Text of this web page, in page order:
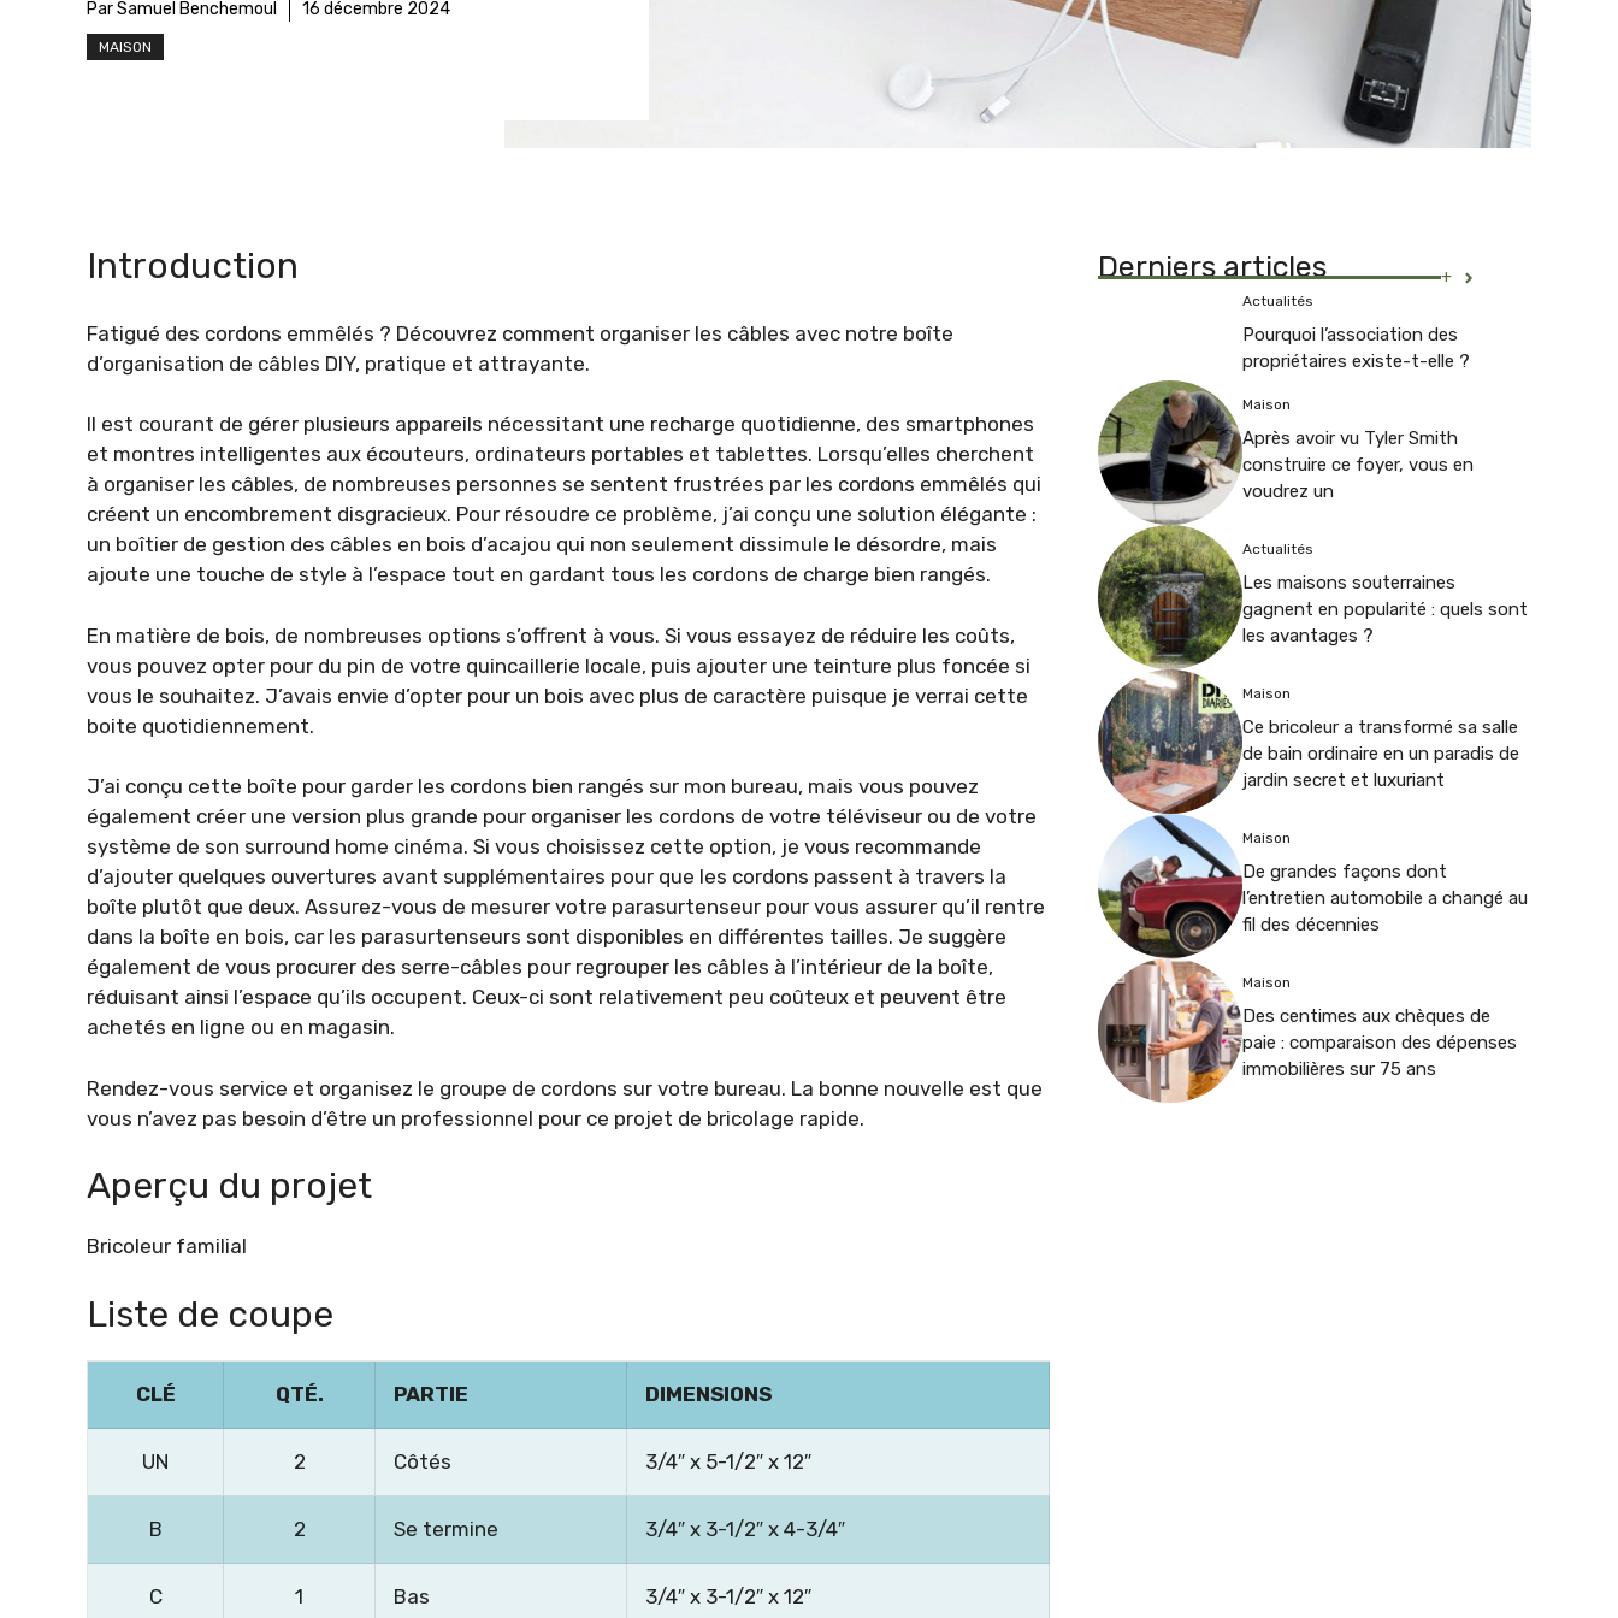
Par Samuel Benchemoul 16 décembre 2024
MAISON
Introduction
Fatigué des cordons emmêlés ? Découvrez comment organiser les câbles avec notre boîte
d’organisation de câbles DIY, pratique et attrayante.
Il est courant de gérer plusieurs appareils nécessitant une recharge quotidienne, des smartphones
et montres intelligentes aux écouteurs, ordinateurs portables et tablettes. Lorsqu’elles cherchent
à organiser les câbles, de nombreuses personnes se sentent frustrées par les cordons emmêlés qui
créent un encombrement disgracieux. Pour résoudre ce problème, j’ai conçu une solution élégante :
un boîtier de gestion des câbles en bois d’acajou qui non seulement dissimule le désordre, mais
ajoute une touche de style à l’espace tout en gardant tous les cordons de charge bien rangés.
En matière de bois, de nombreuses options s’offrent à vous. Si vous essayez de réduire les coûts,
vous pouvez opter pour du pin de votre quincaillerie locale, puis ajouter une teinture plus foncée si
vous le souhaitez. J’avais envie d’opter pour un bois avec plus de caractère puisque je verrai cette
boite quotidiennement.
J’ai conçu cette boîte pour garder les cordons bien rangés sur mon bureau, mais vous pouvez
également créer une version plus grande pour organiser les cordons de votre téléviseur ou de votre
système de son surround home cinéma. Si vous choisissez cette option, je vous recommande
d’ajouter quelques ouvertures avant supplémentaires pour que les cordons passent à travers la
boîte plutôt que deux. Assurez-vous de mesurer votre parasurtenseur pour vous assurer qu’il rentre
dans la boîte en bois, car les parasurtenseurs sont disponibles en différentes tailles. Je suggère
également de vous procurer des serre-câbles pour regrouper les câbles à l’intérieur de la boîte,
réduisant ainsi l’espace qu’ils occupent. Ceux-ci sont relativement peu coûteux et peuvent être
achetés en ligne ou en magasin.
Rendez-vous service et organisez le groupe de cordons sur votre bureau. La bonne nouvelle est que
vous n’avez pas besoin d’être un professionnel pour ce projet de bricolage rapide.
Aperçu du projet
Bricoleur familial
Liste de coupe
CLÉ QTÉ. PARTIE DIMENSIONS
UN 2 Côtés 3/4″ x 5-1/2″ x 12″
B 2 Se termine 3/4″ x 3-1/2″ x 4-3/4″
C 1 Bas 3/4″ x 3-1/2″ x 12″
Derniers articles +
Actualités
Pourquoi l’association des
propriétaires existe-t-elle ?
Maison
Après avoir vu Tyler Smith
construire ce foyer, vous en
voudrez un
Actualités
Les maisons souterraines
gagnent en popularité : quels sont
les avantages ?
Maison
Ce bricoleur a transformé sa salle
de bain ordinaire en un paradis de
jardin secret et luxuriant
Maison
De grandes façons dont
l’entretien automobile a changé au
fil des décennies
Maison
Des centimes aux chèques de
paie : comparaison des dépenses
immobilières sur 75 ans